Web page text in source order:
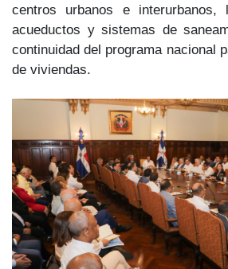
centros urbanos e interurbanos,
acueductos y sistemas de
continuidad del programa nacional
de viviendas.